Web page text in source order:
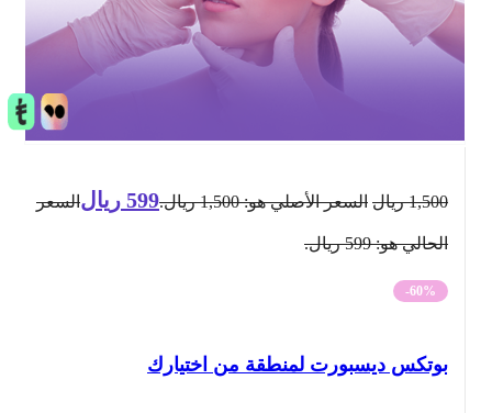
1,500 ريال السعر الأصلي هو: 1,500 ريال. 599 ريال السعر
الحالي هو: 599 ريال.
-60%
بوتكس ديسبورت لمنطقة من اختيارك